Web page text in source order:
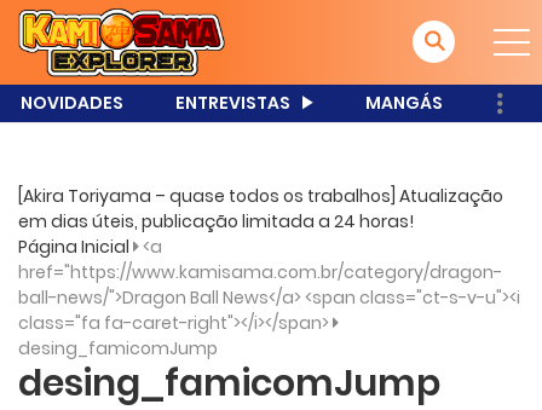
NOVIDADES ENTREVISTAS MANGÁS
[Akira Toriyama – quase todos os trabalhos] Atualização
em dias úteis, publicação limitada a 24 horas!
Página Inicial <a
href="https://www.kamisama.com.br/category/dragon-
ball-news/">Dragon Ball News</a> <span class="ct-s-v-u"><i
class="fa fa-caret-right"></i></span>
desing_famicomJump
desing_famicomJump